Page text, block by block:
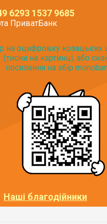
6293 1537 9685
ПриватБанк
на оцифровку козацьких
(тисни на картинці, або
посилання на збір
Наші благодійники